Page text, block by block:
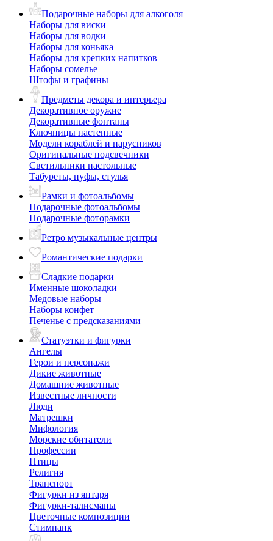
Подарочные наборы для алкоголя
Наборы для виски
Наборы для водки
Наборы для коньяка
Наборы для крепких напитков
Наборы сомелье
Штофы и графины
Предметы декора и интерьера
Декоративное оружие
Декоративные фонтаны
Ключницы настенные
Модели кораблей и парусников
Оригинальные подсвечники
Светильники настольные
Табуреты, пуфы, стулья
Рамки и фотоальбомы
Подарочные фотоальбомы
Подарочные фоторамки
Ретро музыкальные центры
Романтические подарки
Сладкие подарки
Именные шоколадки
Медовые наборы
Наборы конфет
Печенье с предсказаниями
Статуэтки и фигурки
Ангелы
Герои и персонажи
Дикие животные
Домашние животные
Известные личности
Люди
Матрешки
Мифология
Морские обитатели
Профессии
Птицы
Религия
Транспорт
Фигурки из янтаря
Фигурки-талисманы
Цветочные композиции
Стимпанк